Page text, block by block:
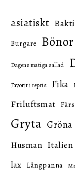
asiatiskt
Burgare
Dagens matiga sallad
Favorit i repris Fika
Friluftsmat Färs
Gryta Gröna
Husman Italien
lax Långpanna